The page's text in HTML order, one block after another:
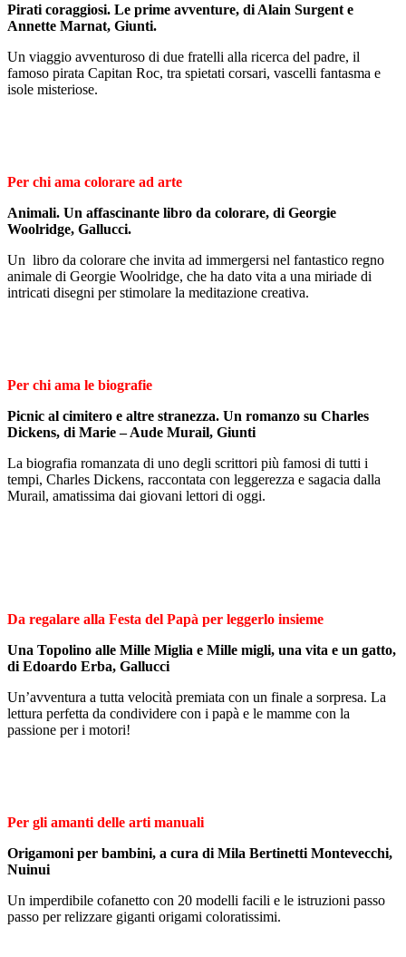
Pirati coraggiosi. Le prime avventure, di Alain Surgent e
Annette Marnat, Giunti.
Un viaggio avventuroso di due fratelli alla ricerca del padre, il
famoso pirata Capitan Roc, tra spietati corsari, vascelli fantasma e
isole misteriose.
Per chi ama colorare ad arte
Animali. Un affascinante libro da colorare, di Georgie
Woolridge, Gallucci.
Un libro da colorare che invita ad immergersi nel fantastico regno
animale di Georgie Woolridge, che ha dato vita a una miriade di
intricati disegni per stimolare la meditazione creativa.
Per chi ama le biografie
Picnic al cimitero e altre stranezza. Un romanzo su Charles
Dickens, di Marie – Aude Murail, Giunti
La biografia romanzata di uno degli scrittori più famosi di tutti i
tempi, Charles Dickens, raccontata con leggerezza e sagacia dalla
Murail, amatissima dai giovani lettori di oggi.
Da regalare alla Festa del Papà per leggerlo insieme
Una Topolino alle Mille Miglia e Mille migli, una vita e un gatto,
di Edoardo Erba, Gallucci
Un’avventura a tutta velocità premiata con un finale a sorpresa. La
lettura perfetta da condividere con i papà e le mamme con la
passione per i motori!
Per gli amanti delle arti manuali
Origamoni per bambini, a cura di Mila Bertinetti Montevecchi,
Nuinui
Un imperdibile cofanetto con 20 modelli facili e le istruzioni passo
passo per relizzare giganti origami coloratissimi.